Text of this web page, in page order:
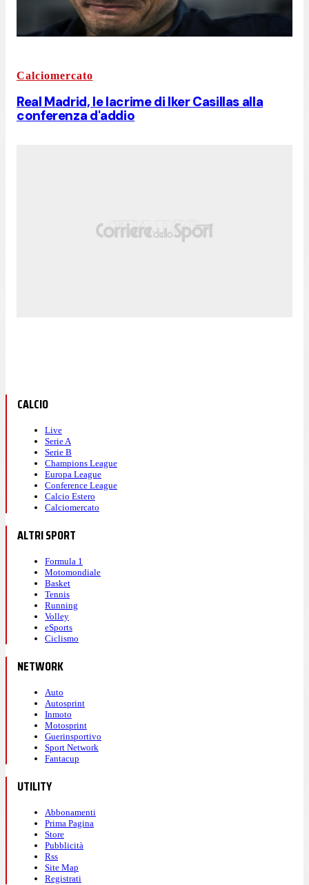
Calciomercato
Real Madrid, le lacrime di Iker Casillas alla
conferenza d'addio
CALCIO
Live
Serie A
Serie B
Champions League
Europa League
Conference League
Calcio Estero
Calciomercato
ALTRI SPORT
Formula 1
Motomondiale
Basket
Tennis
Running
Volley
eSports
Ciclismo
NETWORK
Auto
Autosprint
Inmoto
Motosprint
Guerinsportivo
Sport Network
Fantacup
UTILITY
Abbonamenti
Prima Pagina
Store
Pubblicità
Rss
Site Map
Registrati